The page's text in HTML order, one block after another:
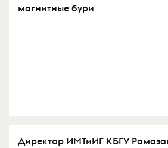
магнитные бури
Директор ИМТиИГ КБГУ